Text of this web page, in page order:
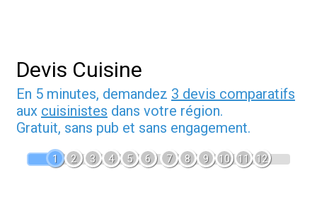
Devis Cuisine
En 5 minutes, demandez 3 devis comparatifs
aux cuisinistes dans votre région.
Gratuit, sans pub et sans engagement.
1 2 3 4 5 6 7 8 9 10 11 12